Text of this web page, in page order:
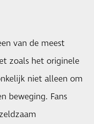
van de meest
zoals het originele
niet alleen om
beweging. Fans